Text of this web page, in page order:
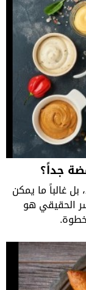
جداً؟
غالباً ما يمكن
الحقيقي هو